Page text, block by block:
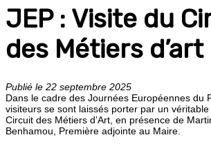
JEP : Visite du
des Métiers d’art
Publié le 22 septembre 2025
Dans le cadre des Journées Européennes du
visiteurs se sont laissés porter par un
Circuit des Métiers d’Art, en présence de
Benhamou, Première adjointe au Maire.